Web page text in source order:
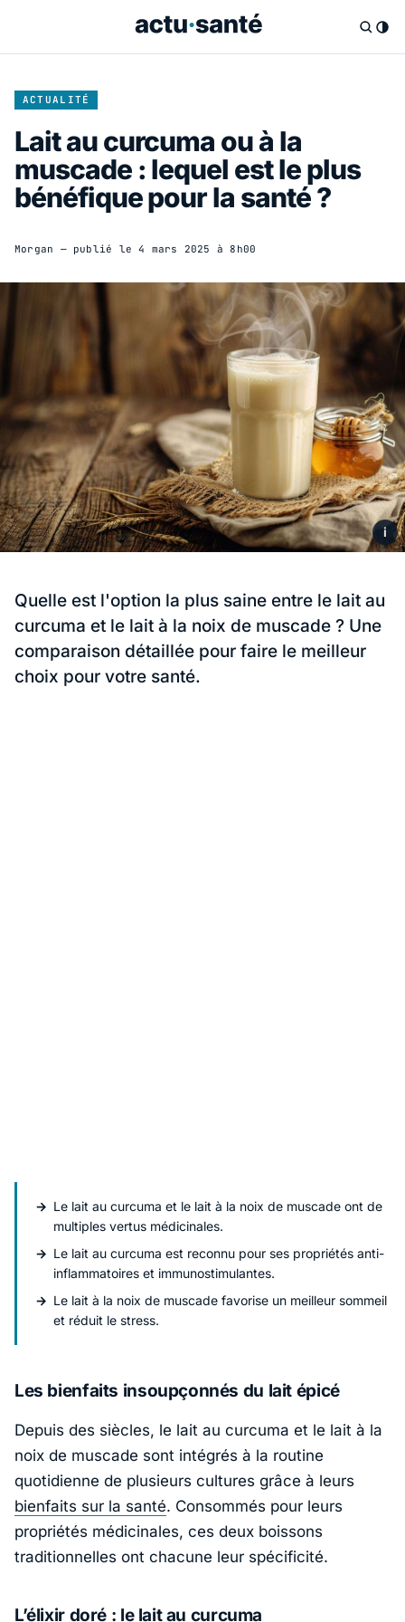
ACTUALITÉ
Lait au curcuma ou à la
muscade : lequel est le plus
bénéfique pour la santé ?
Morgan — publié le4 mars 2025 à 8h00
i
Quelle est l'option la plus saine entre le lait au
curcuma et le lait à la noix de muscade ? Une
comparaison détaillée pour faire le meilleur
choix pour votre santé.
Le lait au curcuma et le lait à la noix de muscade ont de
multiples vertus médicinales.
Le lait au curcuma est reconnu pour ses propriétés anti-
inflammatoires et immunostimulantes.
Le lait à la noix de muscade favorise un meilleur sommeil
et réduit le stress.
Les bienfaits insoupçonnés du lait épicé
Depuis des siècles, le lait au curcuma et le lait à la
noix de muscade sont intégrés à la routine
quotidienne de plusieurs cultures grâce à leurs
bienfaits sur la santé. Consommés pour leurs
propriétés médicinales, ces deux boissons
traditionnelles ont chacune leur spécificité.
L’élixir doré : le lait au curcuma